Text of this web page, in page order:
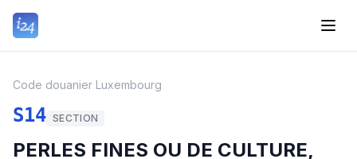
Code douanier Luxembourg
S14 SECTION
PERLES FINES OU DE CULTURE,